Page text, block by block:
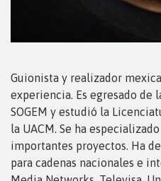
Guionista y realizador
experiencia. Es egresado de
SOGEM y estudió la
la UACM. Se ha
importantes proyectos. Ha
para cadenas nacionales e